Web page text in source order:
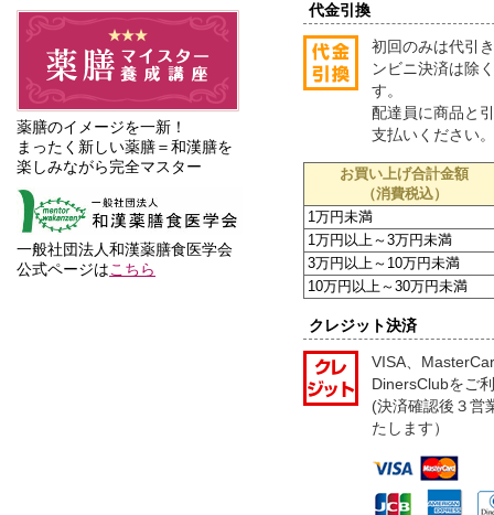
代金引換
初回のみは代引
ンビニ決済は除
す。
配達員に商品と
支払いください。
お買い上げ合計金額
（消費税込）
1万円未満
1万円以上～3万円未満
3万円以上～10万円未満
10万円以上～30万円未満
クレジット決済
VISA、
DinersClubをご
(決済確認後３営
たします）
薬膳のイメージを一新！
まったく新しい薬膳＝和漢膳を
楽しみながら完全マスター
一般社団法人和漢薬膳食医学会
公式ページはこちら